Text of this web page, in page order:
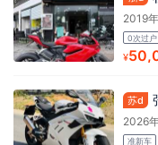
2019
0次过户
¥
苏d
2026
准新车